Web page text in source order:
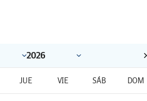
JUE VIE SÁB DOM